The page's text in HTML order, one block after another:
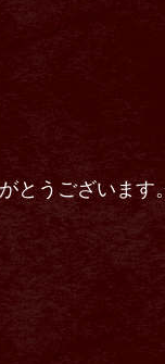
とうございます。